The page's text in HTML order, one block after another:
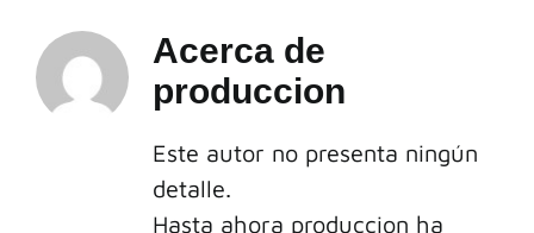
FORMACIÓN
COMUNIDAD
Acerca de
produccion
Este autor no presenta ningún
detalle.
Hasta ahora produccion ha